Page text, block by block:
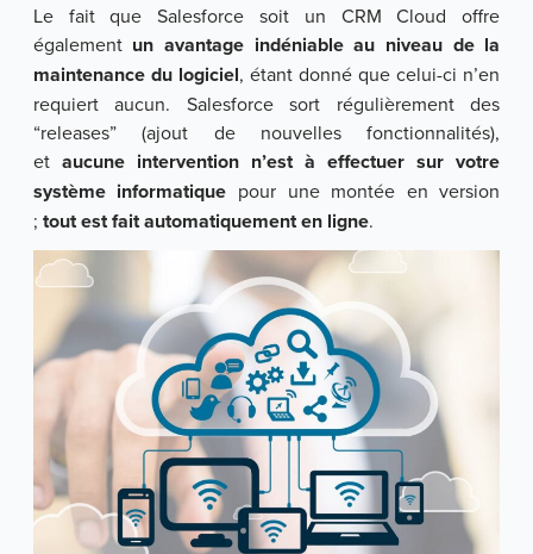
Le fait que Salesforce soit un CRM Cloud offre
également un avantage indéniable au niveau de la
maintenance du logiciel, étant donné que celui-ci n’en
requiert aucun. Salesforce sort régulièrement des
“releases” (ajout de nouvelles fonctionnalités),
et aucune intervention n’est à effectuer sur votre
système informatique pour une montée en version
; tout est fait automatiquement en ligne.